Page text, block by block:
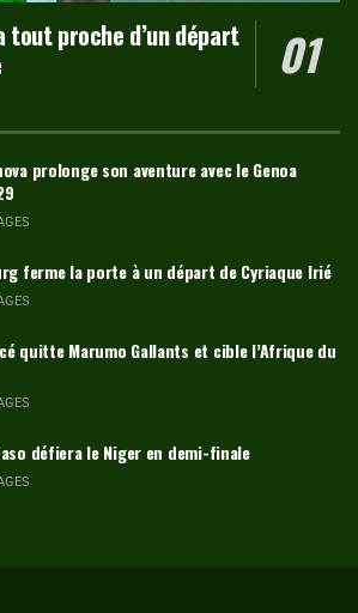
tout proche d’un départ
prolonge son aventure avec le Genoa
ferme la porte à un départ de Cyriaque Irié
quitte Marumo Gallants et cible l’Afrique du
défiera le Niger en demi-finale